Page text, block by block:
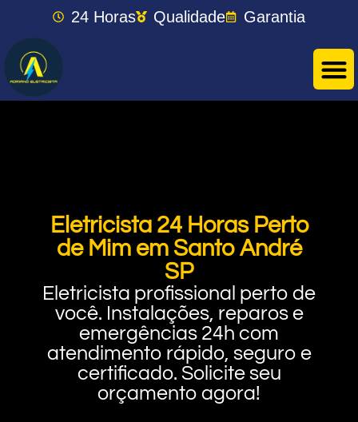
24 Horas Qualidade Garantia
Eletricista 24 Horas Perto
de Mim em Santo André
SP
Eletricista profissional perto de
você. Instalações, reparos e
emergências 24h com
atendimento rápido, seguro e
certificado. Solicite seu
orçamento agora!